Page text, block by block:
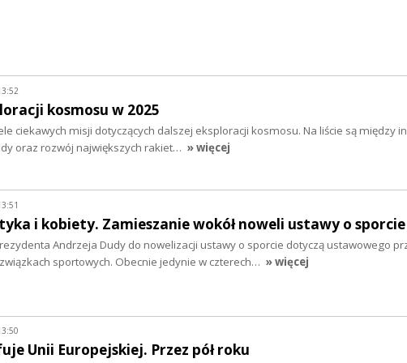
kosmosu w 2025
ciekawych misji dotyczących dalszej eksploracji kosmosu. Na liście są między
oraz rozwój największych rakiet… » więcej
i kobiety. Zamieszanie wokół noweli ustawy o sporcie
Andrzeja Dudy do nowelizacji ustawy o sporcie dotyczą ustawowego
sportowych. Obecnie jedynie w czterech… » więcej
Unii Europejskiej. Przez pół roku